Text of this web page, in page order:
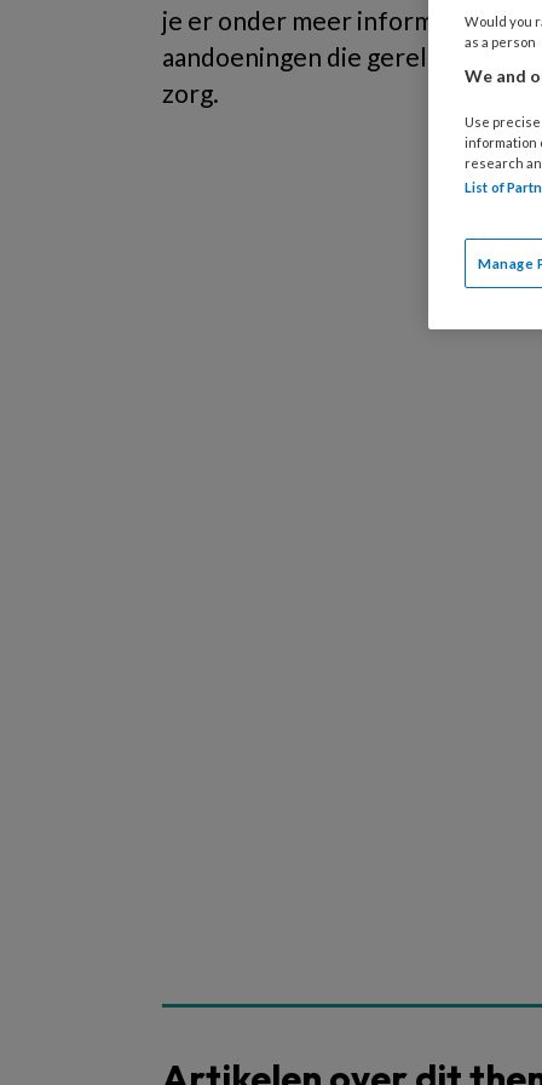
je er onder meer informatie
aandoeningen die gerelateerd
zorg.
Would you
as a person
We and
Use
information
research
List of
Manage